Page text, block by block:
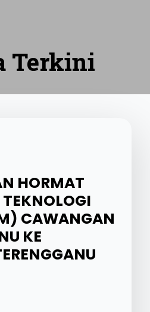
Terkini
HORMAT
CAWANGAN
KE